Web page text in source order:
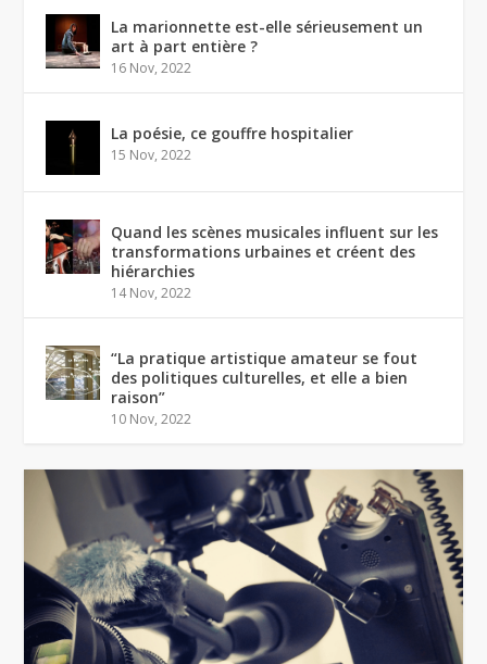
La marionnette est-elle sérieusement un
art à part entière ?
16 Nov, 2022
La poésie, ce gouffre hospitalier
15 Nov, 2022
Quand les scènes musicales influent sur les
transformations urbaines et créent des
hiérarchies
14 Nov, 2022
“La pratique artistique amateur se fout
des politiques culturelles, et elle a bien
raison”
10 Nov, 2022